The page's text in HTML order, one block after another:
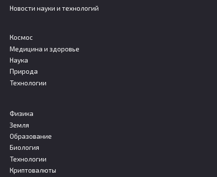
Новости науки и технологий
Космос
Медицина и здоровье
Наука
Природа
Технологии
Физика
Земля
Образование
Биология
Технологии
Криптовалюты